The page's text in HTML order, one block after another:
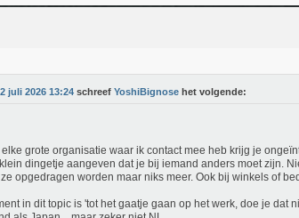
juli 2026 13:24 schreef YoshiBignose het volgende:
grote organisatie waar ik contact mee heb krijg je
dingetje aangeven dat je bij iemand anders moet zijn.
opgedragen worden maar niks meer. Ook bij winkels of
in dit topic is 'tot het gaatje gaan op het werk, doe je dat